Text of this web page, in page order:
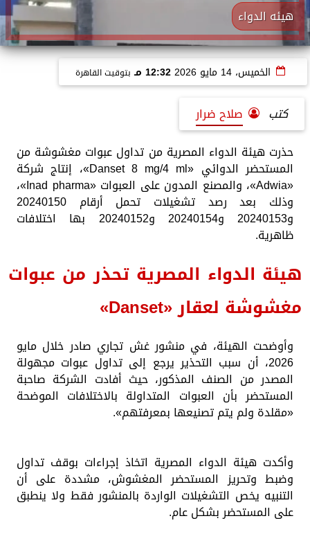
هيئه الدواء
الخميس، 14 مايو 2026 12:32 مـ بتوقيت القاهرة
كتب
صلاح ضرار
حذرت هيئة الدواء المصرية من تداول عبوات مغشوشة من
المستحضر الدوائي «Danset 8 mg/4 ml»، إنتاج شركة
«Adwia»، والمصنع المدون على العبوات «Inad pharma»،
وذلك بعد رصد تشغيلات تحمل أرقام 20240150
و20240153 و20240154 و20240152 بها اختلافات
ظاهرية.
هيئة الدواء المصرية تحذر من عبوات
مغشوشة لعقار «Danset»
وأوضحت الهيئة، في منشور غش تجاري صادر خلال مايو
2026، أن سبب التحذير يرجع إلى تداول عبوات مجهولة
المصدر من الصنف المذكور، حيث أفادت الشركة صاحبة
المستحضر بأن العبوات المتداولة بالاختلافات الموضحة
«مقلدة ولم يتم تصنيعها بمعرفتهم».
وأكدت هيئة الدواء المصرية اتخاذ إجراءات بوقف تداول
وضبط وتحريز المستحضر المغشوش، مشددة على أن
التنبيه يخص التشغيلات الواردة بالمنشور فقط ولا ينطبق
على المستحضر بشكل عام.